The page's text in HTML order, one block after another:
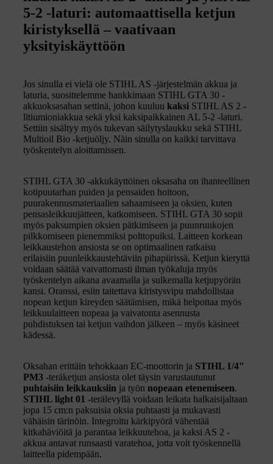
5-2 -laturi: automaattisella ketjun
kiristyksellä – vaativaan
yksityiskäyttöön
Jos sinulla ei vielä ole STIHL AS -järjestelmän akkua ja
laturia, suosittelemme hankkimaan STIHL GTA 30 -
akkuoksasahan settinä, johon kuuluu kaksi STIHL AS 2 -
litiumioniakkua sekä yksi kaksipaikkainen AL 5-2 -laturi.
Settiin sisältyy myös tukevan säilytyslaukku sekä STIHL
Multioil Bio -ketjuöljy. Näin sinulla on kaikki tarvittava
työskentelyn aloittamissen.
STIHL GTA 30 -akkukäyttöinen oksasaha on ihanteellinen
kotipuutarhan puiden ja pensaiden hoitoon,
puurakennusmateriaalien sahaamiseen ja oksien, kuten
pensasleikkuujätteen, katkomiseen. STIHL GTA 30 sopii
myös paksumpien oksien pätkimiseen ja puunrunkojen
pilkkomiseen pienemmiksi polttopuiksi. Laitteen korkean
leikkaustehon ansiosta se on optimaalinen ratkaisu
erilaisiin puunleikkaustehtäviin pihapiirissä. Ketjun kieryttä
voidaan säätää vaivattomasti ilman työkaluja myös
työskentelyn aikana avaamalla ja sulkemalla ketjupyörän
kansi. Oranssi, esiin taitettava kiristysvipu mahdollistaa
nopean ketjun kireyden säätämisen, mikä helpottaa myös
leikkuulaitteen nopeaa ja vaivatonta asennusta
puhdistuksen tai ketjun vaihdon jälkeen – myös käsineet
kädessä.
Oksahan erittäin tehokkaan EC-moottorin ja STIHL 1/4"
PM3 -teräketjun ansiosta olet täysin varustautunut
puhtaisiin leikkauksiin ja työn nopeaan etenemiseen.
STIHL light 01 -terälevyllä voidaan leikata halkaisijaltaan
jopa 15 cm:n paksuisia oksia puhtaasti ja mukavasti
vähäisin tärinöin. Integroitu kärkipyörä vähentää
kitkahäviöitä ja parantaa leikkuutehoa, ja kaksi AS 2 -
akkua antavat runsaasti varatehoa, jotta voit työskennellä
laitteella pidempään.